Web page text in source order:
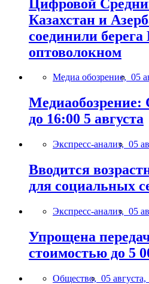
Цифровой
Казахстан и
соединили
оптоволокном
Медиа обозрение, 05
Медиаобозрение:
до 16:00 5 августа
Экспресс-анализ, 05
Вводится
для социальных
Экспресс-анализ, 05
Упрощена
стоимостью до 5
Общество, 05